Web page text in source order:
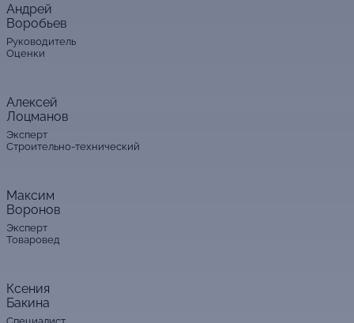
Андрей
Воробьев
Руководитель
Оценки
Алексей
Лоцманов
Эксперт
Строительно-технический
Максим
Воронов
Эксперт
Товаровед
Ксения
Бакина